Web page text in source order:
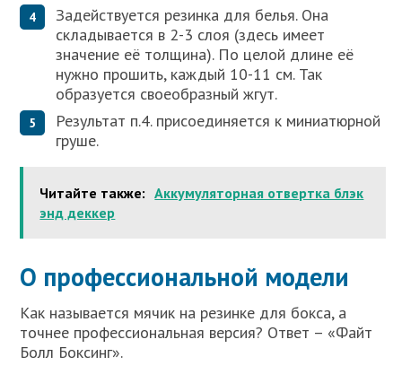
Задействуется резинка для белья. Она
складывается в 2-3 слоя (здесь имеет
значение её толщина). По целой длине её
нужно прошить, каждый 10-11 см. Так
образуется своеобразный жгут.
Результат п.4. присоединяется к миниатюрной
груше.
Читайте также: Аккумуляторная отвертка блэк
энд деккер
О профессиональной модели
Как называется мячик на резинке для бокса, а
точнее профессиональная версия? Ответ – «Файт
Болл Боксинг».